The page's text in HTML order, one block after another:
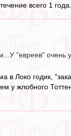
всего 1 года.
"евреев" очень
в Локо годик,
у жлобного